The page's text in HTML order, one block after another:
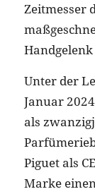
Zeitmesser
Unter der
Januar
als
Piguet als
Marke